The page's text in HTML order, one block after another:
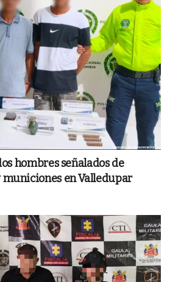
hombres señalados de
en Valledupar